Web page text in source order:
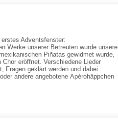
Adventsfenster:
Werke unserer Betreuten wurde unsere
Piñatas gewidmet wurde,
eröffnet. Verschiedene Lieder
Fragen geklärt werden und dabei
andere angebotene Apérohäppchen